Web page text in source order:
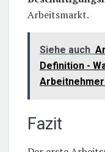
Arbeitsmarkt.
Siehe auch
Definition -
Fazit